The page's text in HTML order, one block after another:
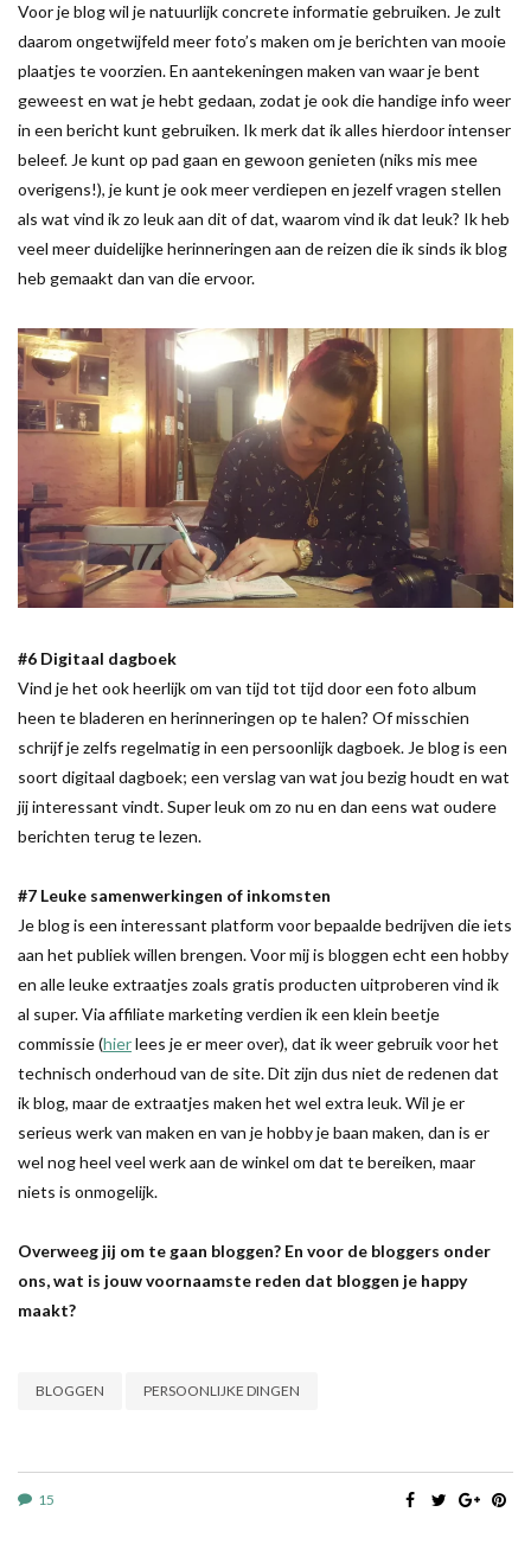
Voor je blog wil je natuurlijk concrete informatie gebruiken. Je zult
daarom ongetwijfeld meer foto’s maken om je berichten van mooie
plaatjes te voorzien. En aantekeningen maken van waar je bent
geweest en wat je hebt gedaan, zodat je ook die handige info weer
in een bericht kunt gebruiken. Ik merk dat ik alles hierdoor intenser
beleef. Je kunt op pad gaan en gewoon genieten (niks mis mee
overigens!), je kunt je ook meer verdiepen en jezelf vragen stellen
als wat vind ik zo leuk aan dit of dat, waarom vind ik dat leuk? Ik heb
veel meer duidelijke herinneringen aan de reizen die ik sinds ik blog
heb gemaakt dan van die ervoor.
#6 Digitaal dagboek
Vind je het ook heerlijk om van tijd tot tijd door een foto album
heen te bladeren en herinneringen op te halen? Of misschien
schrijf je zelfs regelmatig in een persoonlijk dagboek. Je blog is een
soort digitaal dagboek; een verslag van wat jou bezig houdt en wat
jij interessant vindt. Super leuk om zo nu en dan eens wat oudere
berichten terug te lezen.
#7 Leuke samenwerkingen of inkomsten
Je blog is een interessant platform voor bepaalde bedrijven die iets
aan het publiek willen brengen. Voor mij is bloggen echt een hobby
en alle leuke extraatjes zoals gratis producten uitproberen vind ik
al super. Via affiliate marketing verdien ik een klein beetje
commissie (hierlees je er meer over), dat ik weer gebruik voor het
technisch onderhoud van de site. Dit zijn dus niet de redenen dat
ik blog, maar de extraatjes maken het wel extra leuk. Wil je er
serieus werk van maken en van je hobby je baan maken, dan is er
wel nog heel veel werk aan de winkel om dat te bereiken, maar
niets is onmogelijk.
Overweeg jij om te gaan bloggen? En voor de bloggers onder
ons, wat is jouw voornaamste reden dat bloggen je happy
maakt?
BLOGGEN PERSOONLIJKE DINGEN
15